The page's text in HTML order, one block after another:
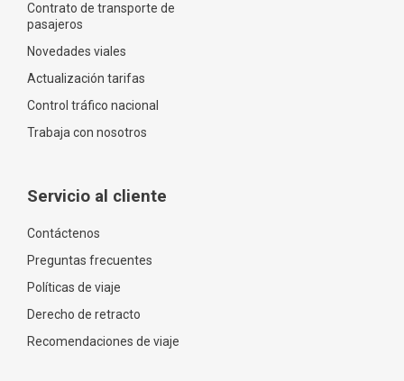
Contrato de transporte de
pasajeros
Novedades viales
Actualización tarifas
Control tráfico nacional
Trabaja con nosotros
Servicio al cliente
Contáctenos
Preguntas frecuentes
Políticas de viaje
Derecho de retracto
Recomendaciones de viaje